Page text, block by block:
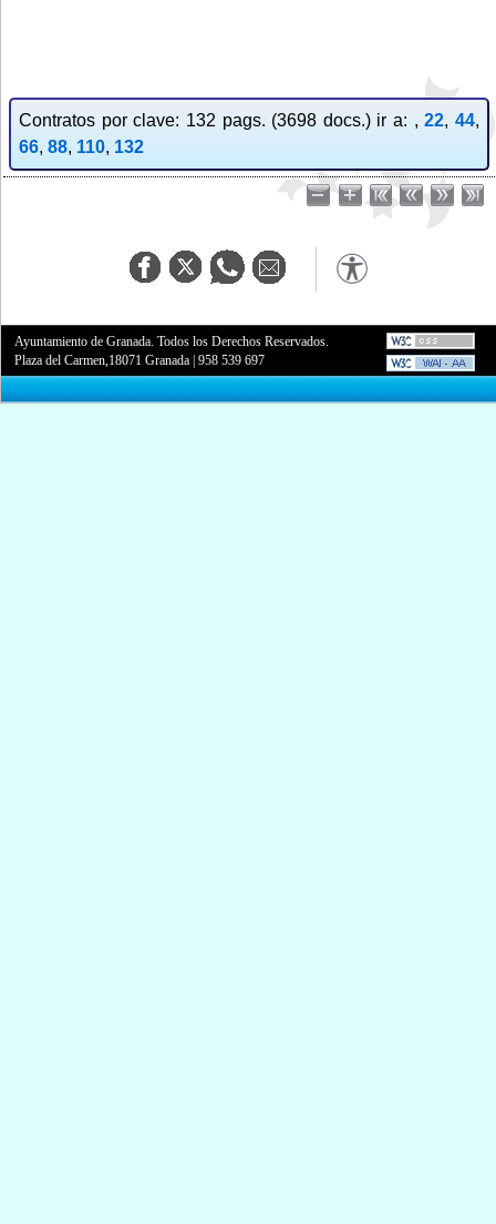
Contratos por clave: 132 pags. (3698 docs.) ir a: ,22,44,
66, 88, 110, 132
Ayuntamiento de Granada. Todos los Derechos Reservados.
Plaza del Carmen,18071 Granada |958 539 697